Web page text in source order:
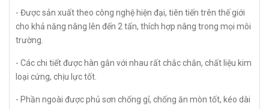
- Được sản xuất theo công nghệ hiện đại, tiên tiến trên thế giới
cho khả năng nâng lên đến 2 tấn, thích hợp nâng trong mọi môi
trường.
- Các chi tiết được hàn gắn với nhau rất chắc chắn, chất liệu kim
loại cứng, chịu lực tốt.
- Phần ngoài được phủ sơn chống gỉ, chống ăn mòn tốt, kéo dài